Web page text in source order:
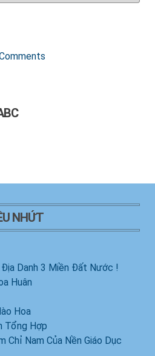
NHỨT
Danh 3 Miền Đất Nước !
Huân
Hoa
Tổng Hợp
Chỉ Nam Của Nền Giáo Dục